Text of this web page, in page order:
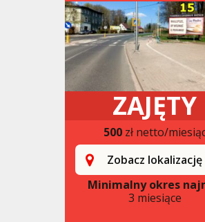
ZAJĘTY
500zł netto/
Zobacz lokalizację
Minimalny okres
3 miesiące